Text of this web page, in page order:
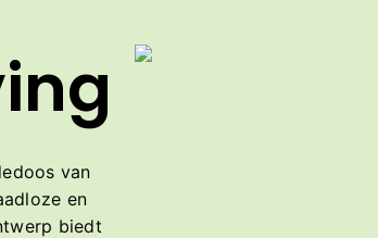
van
en
biedt